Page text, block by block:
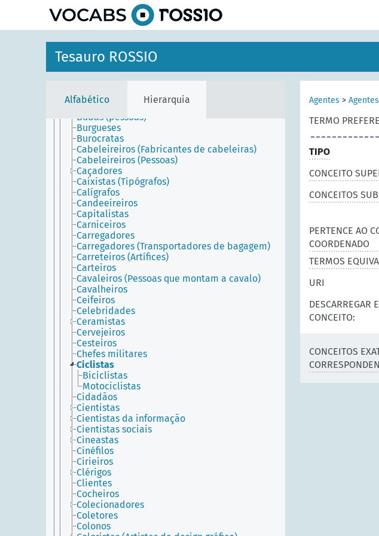
Tesauro ROSSIO
Alfabético Hierarquia
Barbeiros
Barmen
Barqueiros
Beatos (Pessoas)
Bibliógrafos
Bodhisattvas
Bombeiros
Boticários (Pessoas)
Bruxas
Bruxos
Budas (pessoas)
Burgueses
Burocratas
Cabeleireiros (Fabricantes de cabeleiras)
Cabeleireiros (Pessoas)
Caçadores
Caixistas (Tipógrafos)
Calígrafos
Candeeireiros
Capitalistas
Carniceiros
Carregadores
Carregadores (Transportadores de bagagem)
Carreteiros (Artífices)
Carteiros
Cavaleiros (Pessoas que montam a cavalo)
Cavalheiros
Ceifeiros
Celebridades
Ceramistas
Cervejeiros
Cesteiros
Chefes militares
Ciclistas
Biciclistas
Motociclistas
Cidadãos
Cientistas
Cientistas da informação
Cientistas sociais
Cineastas
Cinéfilos
Cirieiros
Clérigos
Clientes
Cocheiros
Colecionadores
Coletores
Colonos
Agentes >
TERMO
TIPO
CONCEITO
CONCEITOS
PERTENCE AO
COORDENADO
TERMOS
URI
DESCARREGAR
CONCEITO:
CONCEITOS